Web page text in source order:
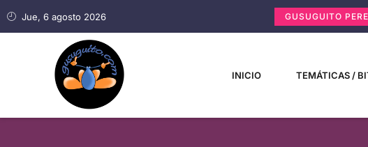
Jue, 6 agosto 2026 GUSUGUITO
INICIO TEMÁTICAS /